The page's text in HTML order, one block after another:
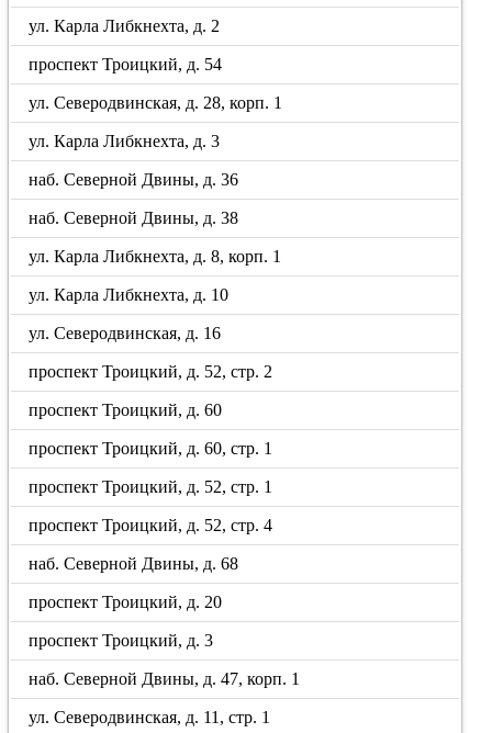
ул. Карла Либкнехта, д. 2
проспект Троицкий, д. 54
ул. Северодвинская, д. 28, корп. 1
ул. Карла Либкнехта, д. 3
наб. Северной Двины, д. 36
наб. Северной Двины, д. 38
ул. Карла Либкнехта, д. 8, корп. 1
ул. Карла Либкнехта, д. 10
ул. Северодвинская, д. 16
проспект Троицкий, д. 52, стр. 2
проспект Троицкий, д. 60
проспект Троицкий, д. 60, стр. 1
проспект Троицкий, д. 52, стр. 1
проспект Троицкий, д. 52, стр. 4
наб. Северной Двины, д. 68
проспект Троицкий, д. 20
проспект Троицкий, д. 3
наб. Северной Двины, д. 47, корп. 1
ул. Северодвинская, д. 11, стр. 1